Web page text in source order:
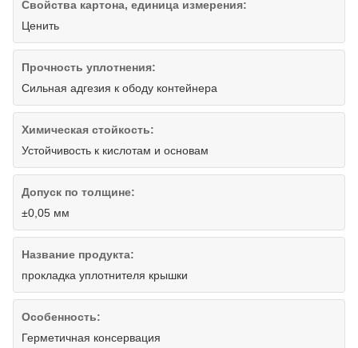
Свойства картона, единица измерения:
Ценить
Прочность уплотнения:
Сильная адгезия к ободу контейнера
Химическая стойкость:
Устойчивость к кислотам и основам
Допуск по толщине:
±0,05 мм
Название продукта:
прокладка уплотнителя крышки
Особенность:
Герметичная консервация